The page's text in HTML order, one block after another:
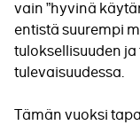
vain ”hyvinä
entistä suurempi
tuloksellisuuden
tulevaisuudessa.
Tämän vuoksi